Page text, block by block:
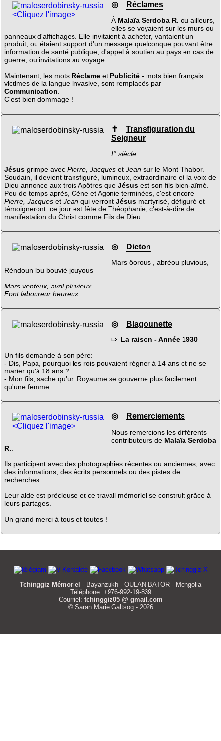
<Cliquez l'image>
◎ Réclames
À Malaïa Serdoba R. ou ailleurs,
elles se voyaient sur les murs ou
panneaux d'affichages. Elle invitaient à acheter, vantaient un
produit, ou étaient support d'un message quelconque pouvant être
information de santé publique, d'appel à soutien au pays en cas de
guerre, ou invitations au voyage...
Maintenant, les mots Réclameet Publicité- mots bien français
victimes de la langue invasive, sont remplacés par
Communication.
C'est bien dommage !
✝
Transfiguration du
Seigneur
I° siècle
Jésusgrimpe avec Pierre, Jacqueset Jean sur le Mont Thabor.
Soudain, il devient transfiguré, lumineux, extraordinaire et la voix de
Dieu annonce aux trois Apôtres que Jésusest son fils bien-aîmé.
Peu de temps après, Cène et Agonie terminées, c'est encore
Pierre, Jacqueset Jean qui verront Jésusmartyrisé, défiguré et
témoigneront. ce jour est fête de Théophanie, c'est-à-dire de
manifestation du Christ comme Fils de Dieu.
◎ Dicton
Mars ôorous , abréou pluvious,
Rèndoun lou bouvié jouyous
Mars venteux, avril pluvieux
Font laboureur heureux
◎ Blagounette
⤇ La raison - Année 1930
Un fils demande à son père:
- Dis, Papa, pourquoi les rois pouvaient régner à 14 ans et ne se
marier qu'à 18 ans ?
- Mon fils, sache qu'un Royaume se gouverne plus facilement
qu'une femme...
<Cliquez l'image>
◎ Remerciements
Nous remercions les différents
contributeurs de Malaïa Serdoba
R.
Ils participent avec des photographies récentes ou anciennes, avec
des informations, des écrits personnels ou des pistes de
recherches.
Leur aide est précieuse et ce travail mémoriel se construit grâce à
leurs partages.
Un grand merci à tous et toutes !
Tchinggiz Mémoriel - Bayanzukh - OULAN-BATOR - Mongolia
Téléphone: +976-992-19-839
Courriel: tchinggiz05 @ gmail.com
© Saran Marie Galtsog - 2026